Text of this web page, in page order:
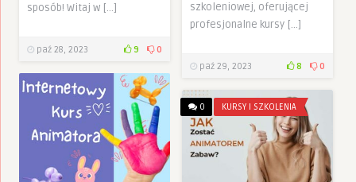
szkoleniowej, oferującej
profesjonalne kursy […]
paź 29, 2023 8 0
sposób! Witaj w […]
paź 28, 2023 9 0
0 KURSY I SZKOLENIA